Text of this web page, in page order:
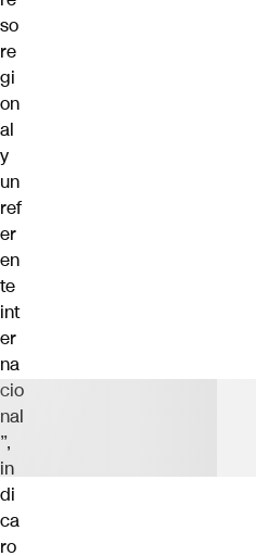
so
re
gi
on
al
y
un
ref
er
en
te
int
er
na
cio
nal
”,
in
di
ca
ro